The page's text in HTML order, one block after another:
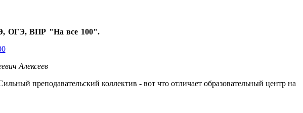
ОГЭ, ВПР "На все 100".
Алексеев
преподавательский коллектив - вот что отличает образовательный центр на